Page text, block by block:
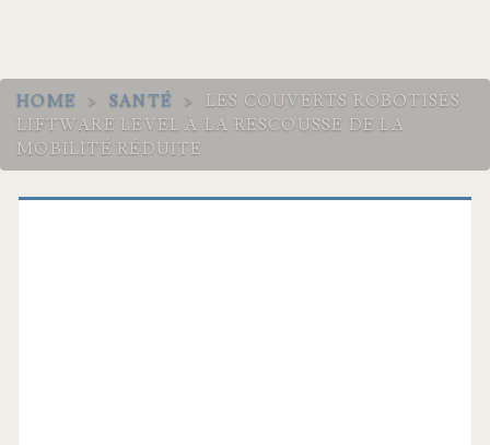
HOME > SANTÉ >
LES COUVERTS ROBOTISÉS
LIFTWARE LEVEL À LA RESCOUSSE DE LA
MOBILITÉ RÉDUITE